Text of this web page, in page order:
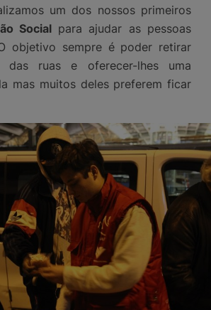
um dos nossos primeiros
Socialpara ajudar as pessoas
objetivo sempre é poder retirar
das ruas e oferecer-lhes uma
mas muitos deles preferem ficar